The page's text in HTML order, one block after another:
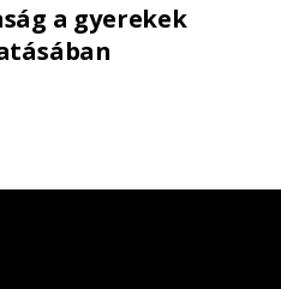
a gyerekek